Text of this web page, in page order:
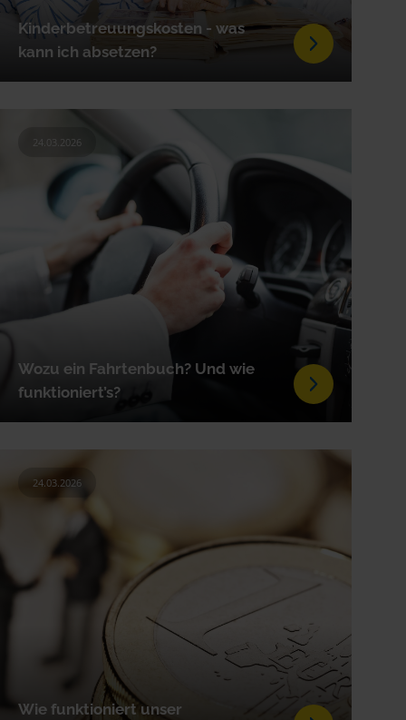
Kinderbetreuungskosten - was
kann ich absetzen?
Wozu ein Fahrtenbuch? Und wie
funktioniert’s?
24.03.2026
Wie funktioniert unser
24.03.2026